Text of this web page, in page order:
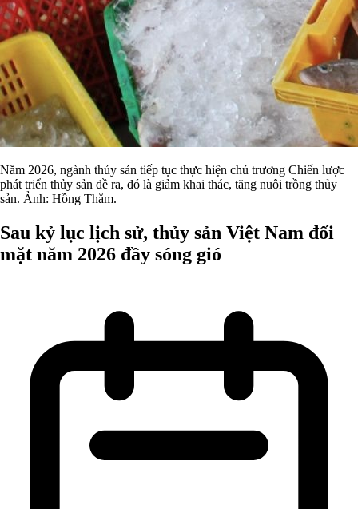
Năm 2026, ngành thủy sản tiếp tục thực hiện chủ trương Chiến lược
phát triển thủy sản đề ra, đó là giảm khai thác, tăng nuôi trồng thủy
sản. Ảnh: Hồng Thắm.
Sau kỷ lục lịch sử, thủy sản Việt Nam đối
mặt năm 2026 đầy sóng gió